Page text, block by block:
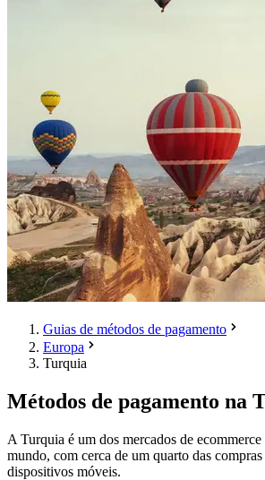
Guias de métodos de pagamento
Europa
Turquia
Métodos de pagamento na
A Turquia é um dos mercados de
mundo, com cerca de um quarto das
dispositivos móveis.